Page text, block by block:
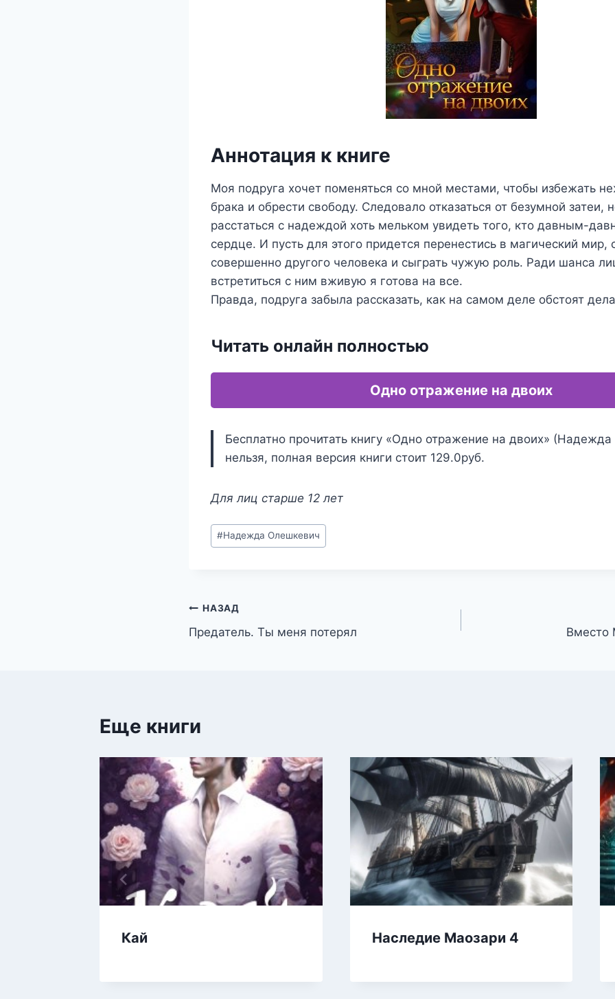
Аннотация к книге
Моя подруга хочет поменяться со мной местами, чтобы избежать
брака и обрести свободу. Следовало отказаться от безумной затеи,
расстаться с надеждой хоть мельком увидеть того, кто давным-
сердце. И пусть для этого придется перенестись в магический мир,
совершенно другого человека и сыграть чужую роль. Ради шанса
встретиться с ним вживую я готова на все.
Правда, подруга забыла рассказать, как на самом деле обстоят
Читать онлайн полностью
Одно отражение на двоих
Бесплатно прочитать книгу «Одно отражение на двоих»
нельзя, полная версия книги стоит 129.0руб.
Для лиц старше 12 лет
Метки
записи:
#Надежда Олешкевич
Навигация
по
НАЗАД
Предатель. Ты меня потерял Вместо
Еще книги
Кай Наследие Маозари 4